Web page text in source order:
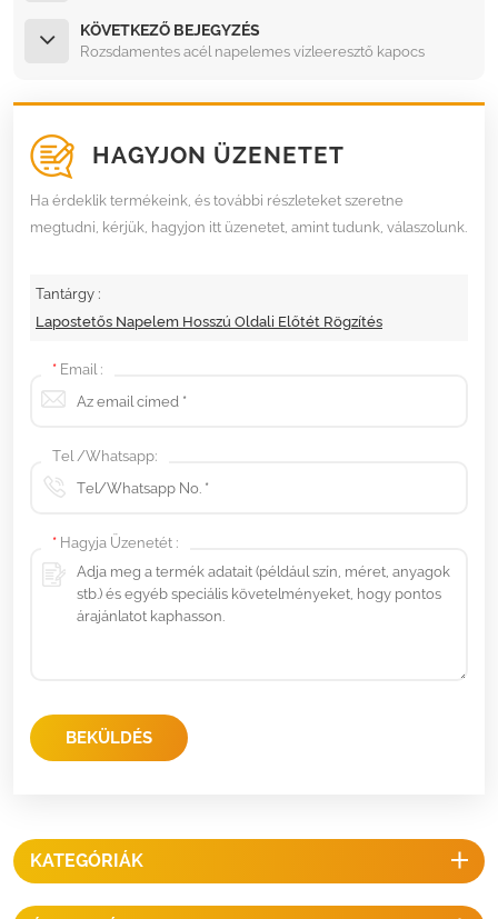
KÖVETKEZŐ BEJEGYZÉS
Rozsdamentes acél napelemes vízleeresztő kapocs
HAGYJON ÜZENETET
Ha érdeklik termékeink, és további részleteket szeretne
megtudni, kérjük, hagyjon itt üzenetet, amint tudunk, válaszolunk.
Tantárgy :
Lapostetős Napelem Hosszú Oldali Előtét Rögzítés
* Email :
Tel /Whatsapp:
* Hagyja Üzenetét :
BEKÜLDÉS
KATEGÓRIÁK